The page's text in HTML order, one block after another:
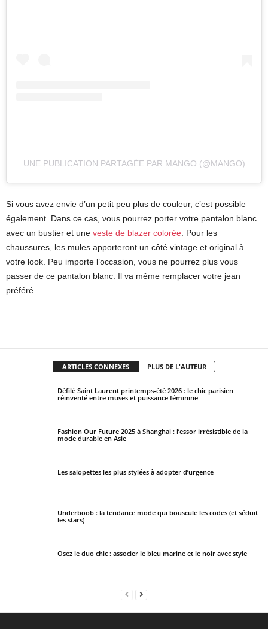
UNE PUBLICATION PARTAGÉE PAR MANGO (@MANGO)
Si vous avez envie d’un petit peu plus de couleur, c’est possible
également. Dans ce cas, vous pourrez porter votre pantalon blanc
avec un bustier et une veste de blazer colorée . Pour les
chaussures, les mules apporteront un côté vintage et original à
votre look. Peu importe l’occasion, vous ne pourrez plus vous
passer de ce pantalon blanc. Il va même remplacer votre jean
préféré.
ARTICLES CONNEXES PLUS DE L'AUTEUR
Défilé Saint Laurent printemps-été 2026 : le chic parisien
réinventé entre muses et puissance féminine
Fashion Our Future 2025 à Shanghai : l’essor irrésistible de la
mode durable en Asie
Les salopettes les plus stylées à adopter d’urgence
Underboob : la tendance mode qui bouscule les codes (et séduit
les stars)
Osez le duo chic : associer le bleu marine et le noir avec style